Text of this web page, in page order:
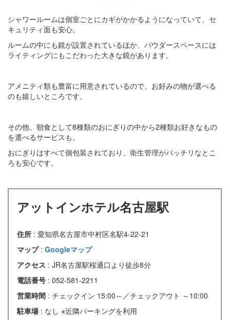
シャワールームは個室ごとにカギがかかるようになっていて、セ
キュリティ面も安心。
ルームの中にも鏡が設置されているほか、パウダースペースには
ライティングにもこだわった大きな鏡があります。
アメニティ類も豊富に用意されているので、お好みの物が選べる
のも嬉しいところです。
その他、朝食として8種類のおにぎりの中から2種類お好きなもの
を選べるサービスも。
おにぎりはすべて個包装されており、衛生管理がバッチリなとこ
ろも安心です。
アットインホテル名古屋駅
住所 : 愛知県名古屋市中村区名駅4-22-21
マップ : Googleマップ
アクセス : JR名古屋駅桜通口より徒歩8分
電話番号 : 052-581-2211
営業時間 : チェックイン 15:00～／チェックアウト ～10:00
駐車場 : なし ※近隣パーキングを利用